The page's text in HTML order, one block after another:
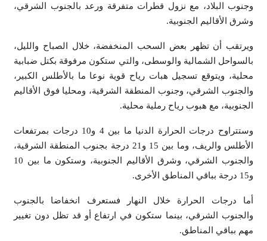
وجنوب البلاد، مع نزول قطرات متفرقة ورعد بالجنوب الشرقي،
وشرق الأقاليم الجنوبية.
ويرتقب أن تظهر بعض السحب المنخفضة، خلال الصباح والليل،
بالسواحل الشمالية والوسطى، والتي ستكون مرفوقة بكتل ضبابية
محلية، ويتوقع تسجيل هبات رياح قوية نوعا ما بالأطلس الكبير،
والجنوب الشرقي، وجنوب المنطقة الشرقية، ومحليا فوق الأقاليم
الجنوبية، مع هبوب رياح رملية محلية.
وستتراوح درجات الحرارة الدنيا ما بين 4 و10 درجات بمرتفعات
الأطلس والريف، وما بين 15 و21 درجة بجنوب المنطقة الشرقية،
والجنوب الشرقي، وشرق الأقاليم الجنوبية، وستكون ما بين 10
و15 درجة بباقي المناطق الأخرى.
أما درجات الحرارة خلال النهار فستعرف انخفاضا بالجنوب
والجنوب الشرقي، بينما ستكون في ارتفاع أو قد تظل دون تغيير
مهم بباقي المناطق.